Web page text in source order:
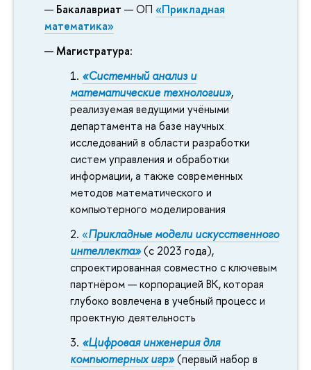
Бакалавриат — ОП«Прикладная
математика»
Магистратура:
«Системный анализ и
математические технологии»,
реализуемая ведущими учёными
департамента на базе научных
исследований в области разработки
систем управления и обработки
информации, а также современных
методов математического и
компьютерного моделирования
«Прикладные модели искусственного
интеллекта»(с 2023 года),
спроектированная совместно с ключевым
партнёром — корпорацией ВК, которая
глубоко вовлечена в учебный процесс и
проектную деятельность
«Цифровая инженерия для
компьютерных игр»(первый набор в